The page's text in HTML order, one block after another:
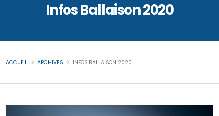
Infos Ballaison 2020
ACCUEIL ARCHIVES INFOS BALLAISON 2020